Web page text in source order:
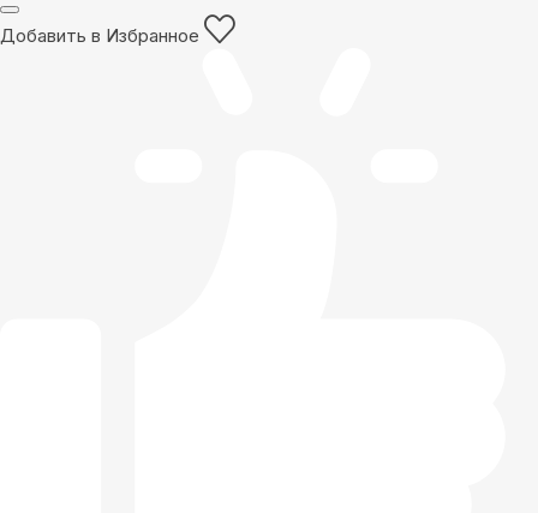
Добавить в Избранное